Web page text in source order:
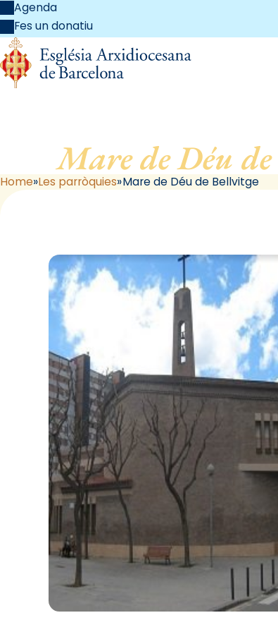
Agenda
Fes un donatiu
Mare de Déu
Home Les parròquies Mare de Déu de Bellvitge